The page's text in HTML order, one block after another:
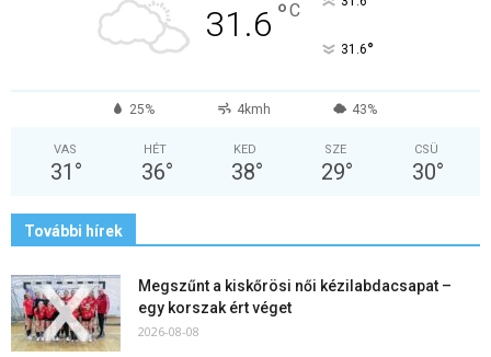
31.6 °C
31.6°
25% 4kmh 43%
VAS
31 °
HÉT
36°
KED
38°
SZE
29°
CSÜ
30°
További hírek
Megszűnt a kiskőrösi női kézilabdacsapat –
egy korszak ért véget
2026-08-08